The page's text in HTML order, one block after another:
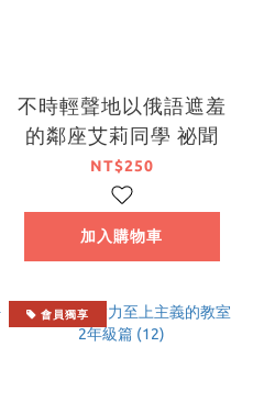
不時輕聲地以俄語遮羞
的鄰座艾莉同學 祕聞
NT$250
加入購物車
會員獨享